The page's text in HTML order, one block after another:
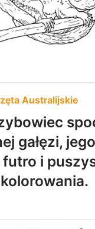
Australijskie
gałęzi, jego
i